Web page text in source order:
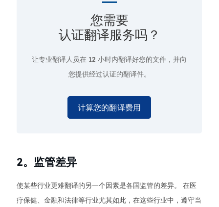
您需要
认证翻译服务吗？
让专业翻译人员在 12 小时内翻译好您的文件，并向
您提供经过认证的翻译件。
计算您的翻译费用
2。监管差异
使某些行业更难翻译的另一个因素是各国监管的差异。 在医
疗保健、金融和法律等行业尤其如此，在这些行业中，遵守当